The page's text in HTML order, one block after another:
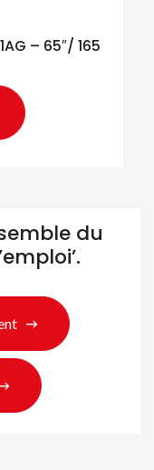
– 65″/ 165
du